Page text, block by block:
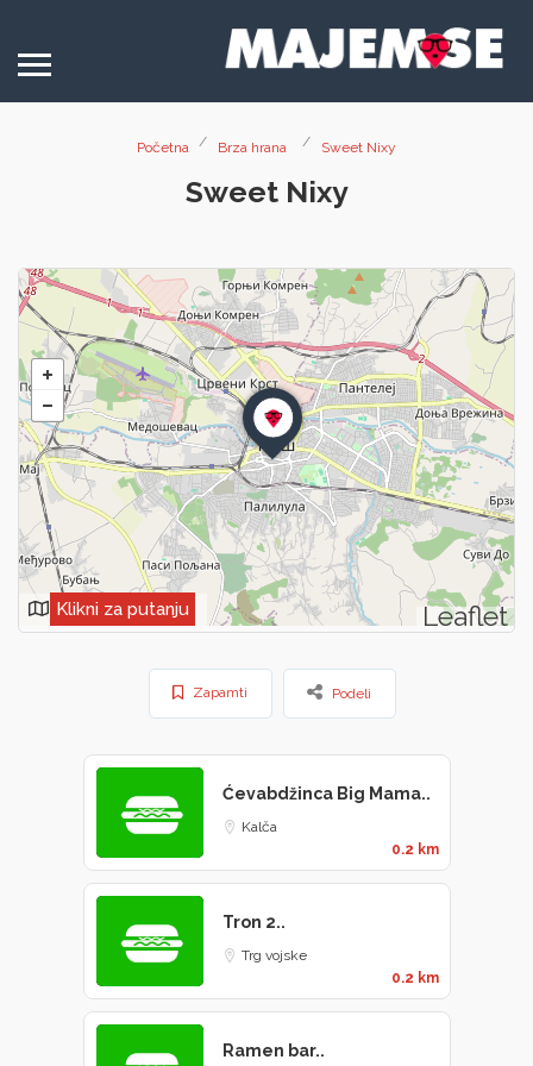
Početna Brza hrana Sweet Nixy
Sweet Nixy
Leaflet
Klikni za putanju
Zapamti Podeli
Ćevabdžinca Big Mama..
Kalča
0.2 km
Tron 2..
Trg vojske
0.2 km
Ramen bar..